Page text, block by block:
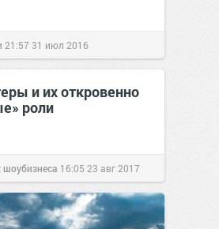
21:57 31 июл 2016
и их откровенно
роли
шоубизнеса 16:05 23 авг 2017